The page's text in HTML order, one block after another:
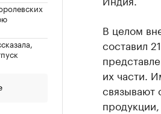
В целом
составил
их части.
связывают